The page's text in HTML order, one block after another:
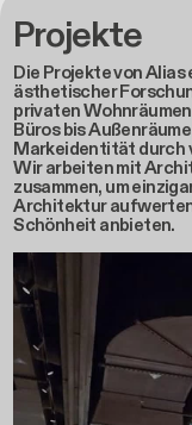
Projekte
Die Projekte von
ästhetischer
privaten
Büros bis
Markeidentität durch
Wir arbeiten mit
zusammen, um
Architektur aufwerten
Schönheit anbieten.